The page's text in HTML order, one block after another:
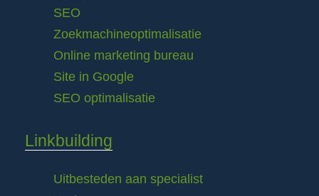
SEO
Zoekmachineoptimalisatie
Online marketing bureau
Site in Google
SEO optimalisatie
Linkbuilding
Uitbesteden aan specialist